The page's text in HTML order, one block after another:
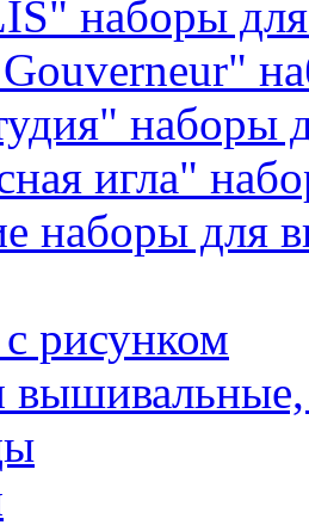
наборы
наборы
игла"
наборы для
рисунком